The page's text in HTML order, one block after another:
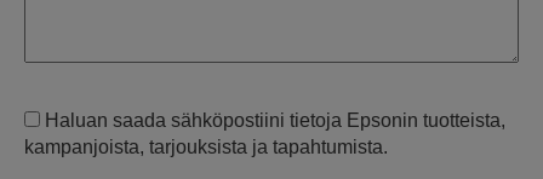
Haluan saada sähköpostiini tietoja Epsonin tuotteista,
kampanjoista, tarjouksista ja tapahtumista.